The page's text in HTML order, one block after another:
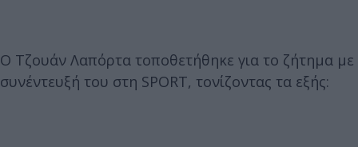
Ο Τζουάν Λαπόρτα τοποθετήθηκε για το ζήτημα με
συνέντευξή του στη SPORT, τονίζοντας τα εξής: